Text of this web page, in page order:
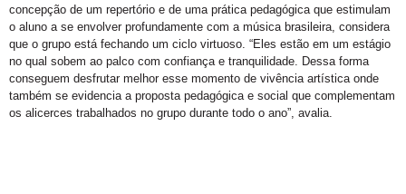
concepção de um repertório e de uma prática pedagógica que estimulam
o aluno a se envolver profundamente com a música brasileira, considera
que o grupo está fechando um ciclo virtuoso. “Eles estão em um estágio
no qual sobem ao palco com confiança e tranquilidade. Dessa forma
conseguem desfrutar melhor esse momento de vivência artística onde
também se evidencia a proposta pedagógica e social que complementam
os alicerces trabalhados no grupo durante todo o ano”, avalia.